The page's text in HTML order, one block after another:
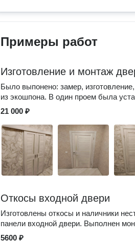
Примеры работ
Изготовление и монтаж
Было выпонено: замер,
из экошпона. В один проем была
21 000 ₽
Откосы входной двери
Изготовлены откосы и наличники
панели входной двери. Выполнен
5600 ₽